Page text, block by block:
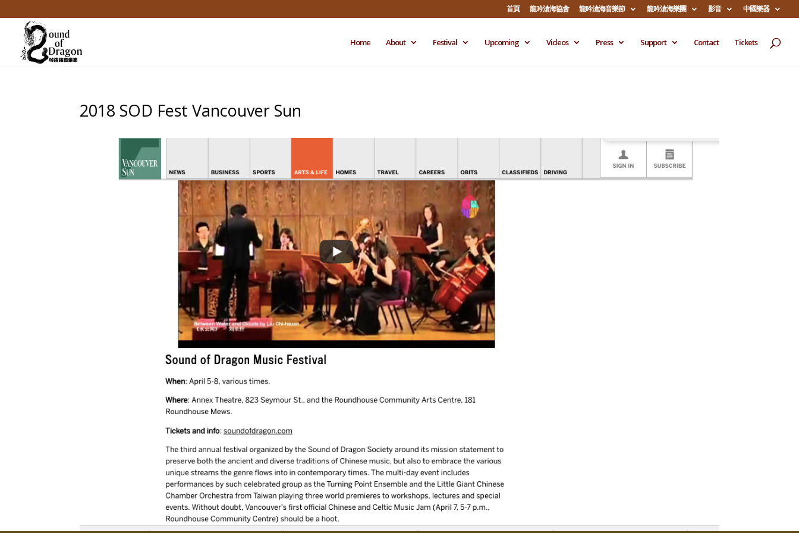
首頁 龍吟滄海協會 龍吟滄海音樂節 龍吟滄海樂團 影音 中國樂器
Home About Festival Upcoming Videos Press Support Contact Tickets
2018 SOD Fest Vancouver Sun